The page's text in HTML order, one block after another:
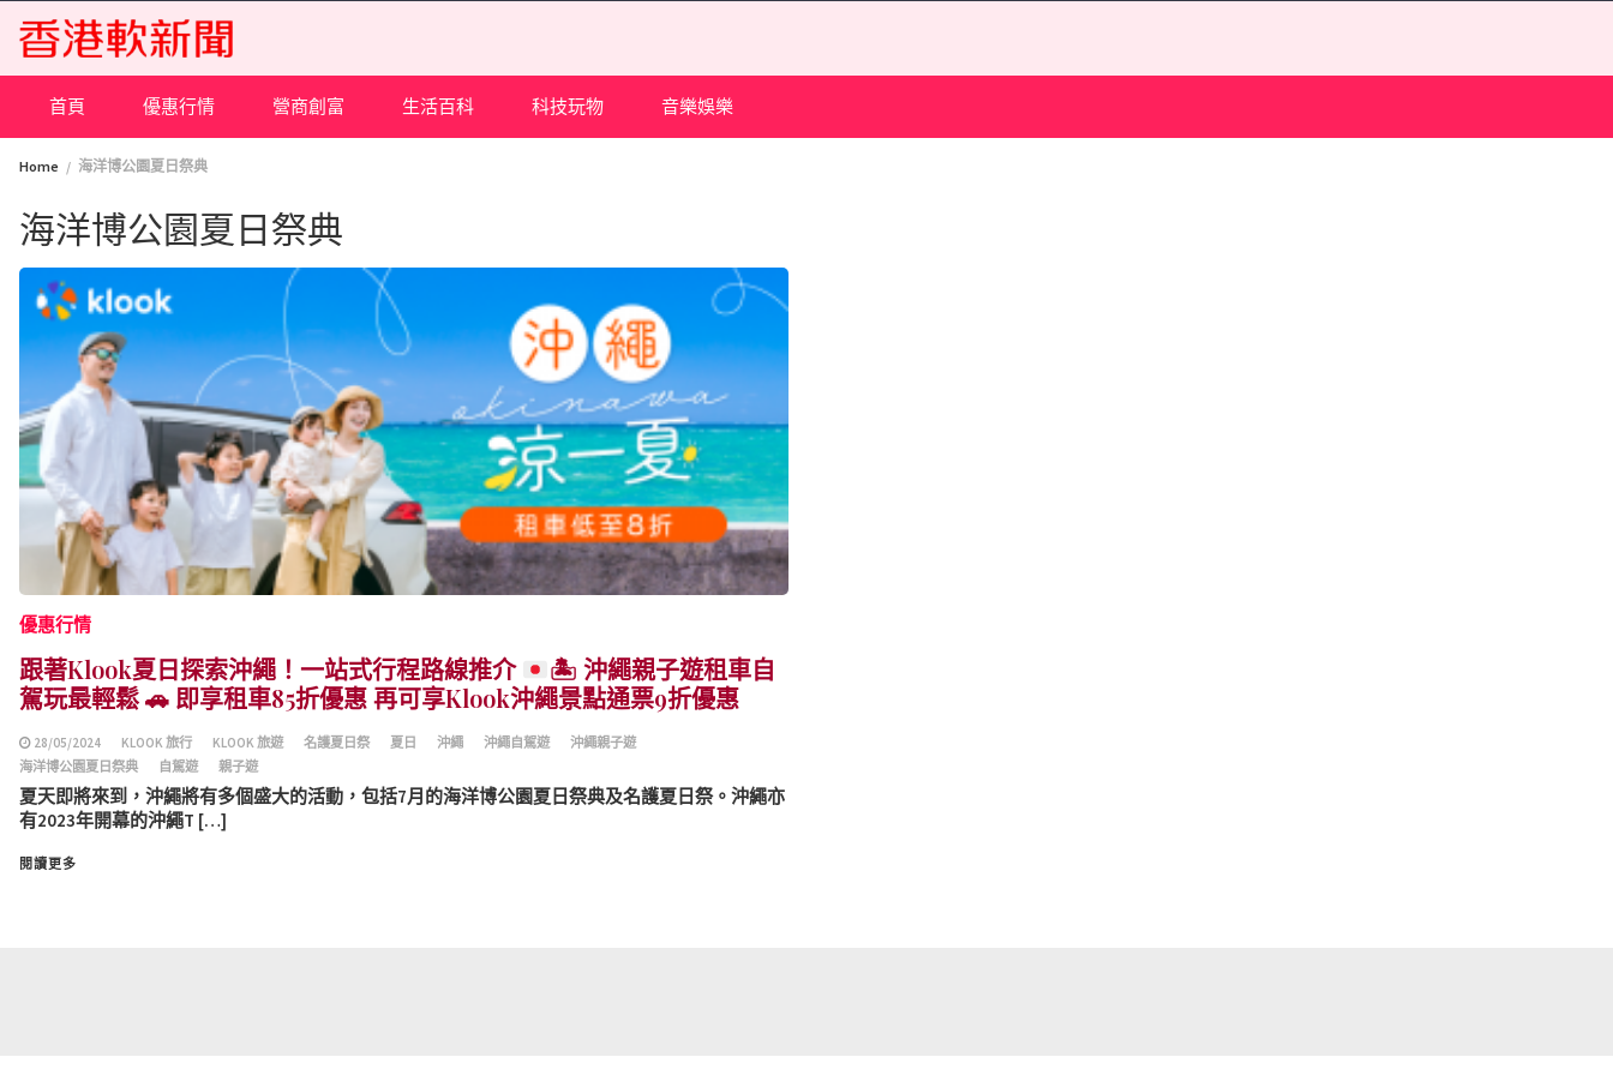
content
首頁 優惠行情 營商創富 生活百科 科技玩物 音樂娛樂
Home 海洋博公園夏日祭典
海洋博公園夏日祭典
優惠行情
跟著Klook夏日探索沖繩！一站式行程路線推介 🏝️ 沖繩親子遊租車自
駕玩最輕鬆🚗 即享租車85折優惠 再可享Klook沖繩景點通票9折優惠
28/05/2024 KLOOK 旅行 KLOOK 旅遊 名護夏日祭 夏日 沖繩 沖繩自駕遊
沖繩親子遊
海洋博公園夏日祭典
自駕遊 親子遊
夏天即將來到，沖繩將有多個盛大的活動，包括7月的海洋博公園夏日祭典及名護夏日祭。沖繩亦
有2023年開幕的沖繩T […]
閱讀更多